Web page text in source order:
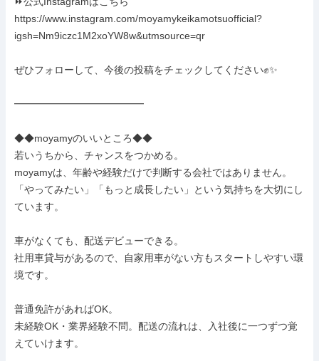
https://www.instagram.com/moyamykeikamotsuofficial?
igsh=Nm9iczc1M2xoYW8w&utmsource=qr
ぜひフォローして、今後の投稿をチェックしてください✊️✨
━━━━━━━━━━━━━
◆◆moyamyのいいところ◆◆
若いうちから、チャンスをつかめる。
moyamyは、年齢や経験だけで判断する会社ではありません。
「やってみたい」「もっと成長したい」という気持ちを大切にし
ています。
車がなくても、配送デビューできる。
社用車貸与があるので、自家用車がない方もスタートしやすい環
境です。
普通免許があればOK。
未経験OK・業界経験不問。配送の流れは、入社後に一つずつ覚
えていけます。